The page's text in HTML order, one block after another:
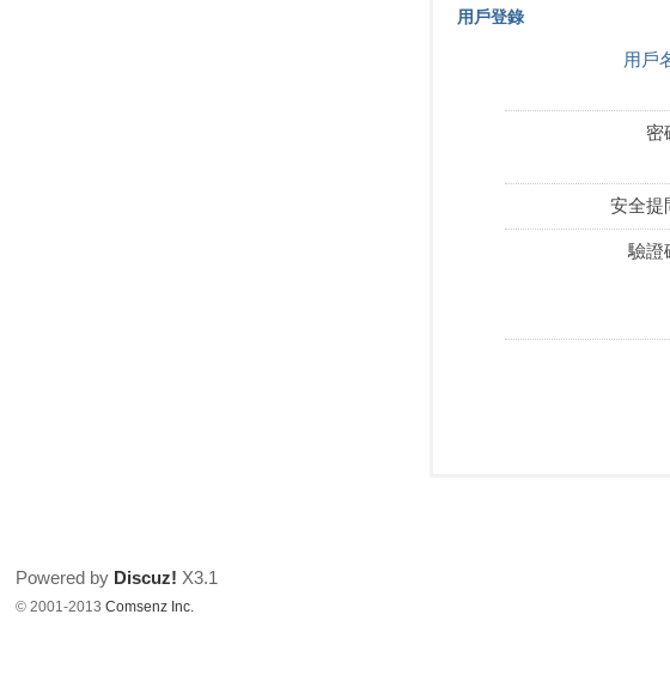
用戶登錄
用戶
密
安全提
驗證
Powered by Discuz! X3.1
© 2001-2013Comsenz Inc.